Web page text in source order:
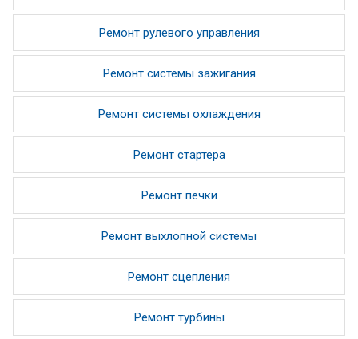
Ремонт рулевого управления
Ремонт системы зажигания
Ремонт системы охлаждения
Ремонт стартера
Ремонт печки
Ремонт выхлопной системы
Ремонт сцепления
Ремонт турбины